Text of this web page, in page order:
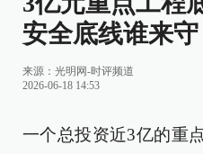
安全底线谁来守
来源： 光明网-时评频道
2026-06-18 14:53
一个总投资近3亿的重